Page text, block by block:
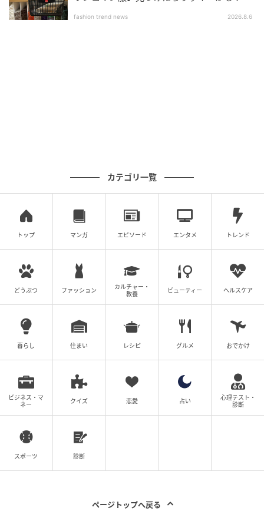
fashion trend news 2026.8.6
カテゴリ一覧
トップ マンガ エピソード エンタメ トレンド
どうぶつ ファッション
カルチャー・
教養
ビューティー ヘルスケア
暮らし 住まい レシピ グルメ おでかけ
ビジネス・マ
ネー
クイズ 恋愛 占い
心理テスト・
診断
スポーツ 診断
ページトップへ戻る